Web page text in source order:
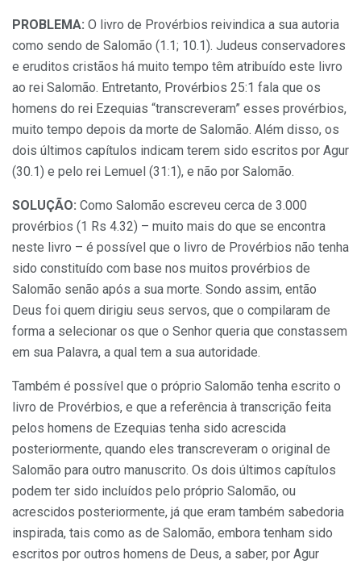
PROBLEMA: O livro de Provérbios reivindica a sua autoria
como sendo de Salomão (1.1; 10.1). Judeus conservadores
e eruditos cristãos há muito tempo têm atribuído este livro
ao rei Salomão. Entretanto, Provérbios 25:1 fala que os
homens do rei Ezequias “transcreveram” esses provérbios,
muito tempo depois da morte de Salomão. Além disso, os
dois últimos capítulos indicam terem sido escritos por Agur
(30.1) e pelo rei Lemuel (31:1), e não por Salomão.
SOLUÇÃO: Como Salomão escreveu cerca de 3.000
provérbios (1 Rs 4.32) – muito mais do que se encontra
neste livro – é possível que o livro de Provérbios não tenha
sido constituído com base nos muitos provérbios de
Salomão senão após a sua morte. Sondo assim, então
Deus foi quem dirigiu seus servos, que o compilaram de
forma a selecionar os que o Senhor queria que constassem
em sua Palavra, a qual tem a sua autoridade.
Também é possível que o próprio Salomão tenha escrito o
livro de Provérbios, e que a referência à transcrição feita
pelos homens de Ezequias tenha sido acrescida
posteriormente, quando eles transcreveram o original de
Salomão para outro manuscrito. Os dois últimos capítulos
podem ter sido incluídos pelo próprio Salomão, ou
acrescidos posteriormente, já que eram também sabedoria
inspirada, tais como as de Salomão, embora tenham sido
escritos por outros homens de Deus, a saber, por Agur